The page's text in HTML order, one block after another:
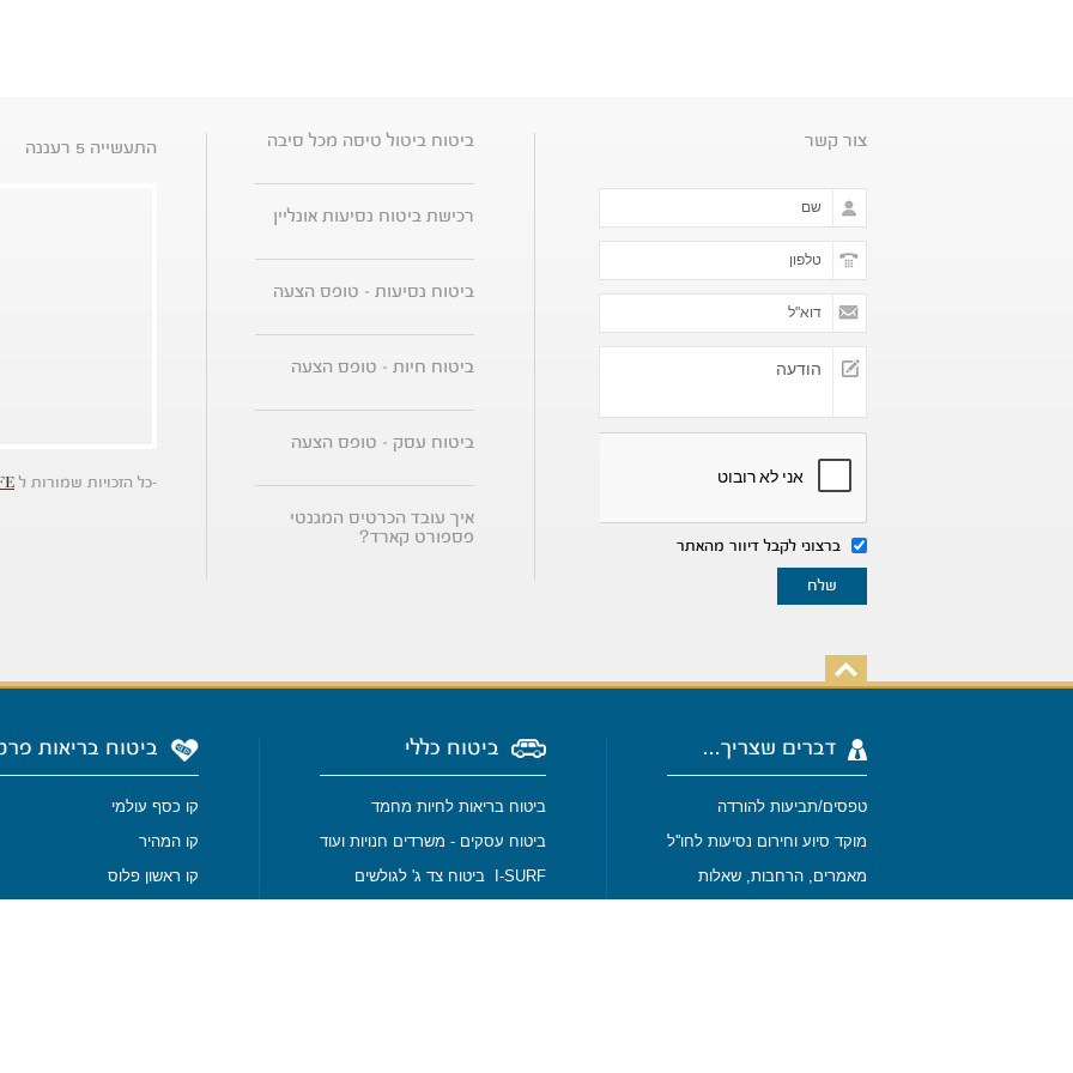
צור קשר
ברצוני לקבל דיוור מהאתר
ביטוח ביטול טיסה מכל סיבה
רכישת ביטוח נסיעות אונליין
ביטוח נסיעות - טופס הצעה
ביטוח חיות - טופס הצעה
ביטוח עסק - טופס הצעה
איך עובד הכרטיס המגנטי
פספורט קארד?
התעשייה 5 רעננה
-כל הזכויות שמורות ל
דברים שצריך...
טפסים/תביעות להורדה
מוקד סיוע וחירום נסיעות לחו''ל
מאמרים, הרחבות, שאלות
ביטוח כללי
ביטוח בריאות לחיות מחמד
ביטוח עסקים - משרדים חנויות ועוד
I-SURF ביטוח צד ג' לגולשים
ביטוח בריאות
קו כסף עולמי
קו המהיר
קו ראשון פלוס